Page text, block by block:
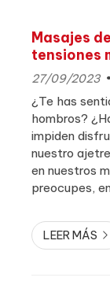
Masajes
tensiones
27/09/2023
¿Te has
hombros?
impiden
nuestro
en nuestros
preocupes,
LEER MÁS